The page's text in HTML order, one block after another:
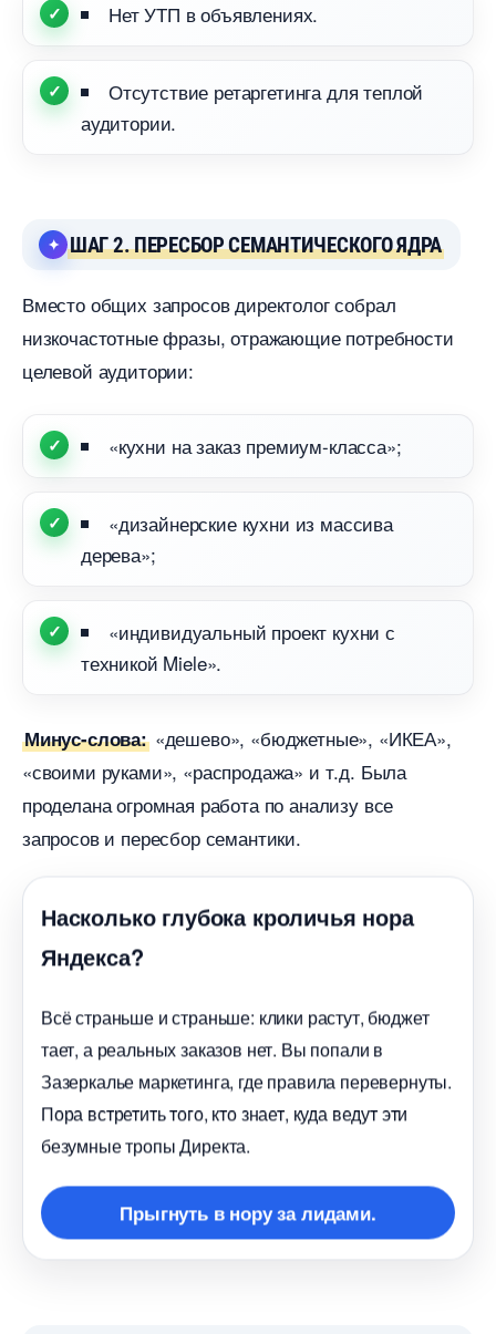
Нет УТП в объявлениях.
Отсутствие ретаргетинга для теплой
аудитории.
ШАГ 2. ПЕРЕСБОР СЕМАНТИЧЕСКОГО ЯДРА
место общих запросов директолог собрал
низкочастотные фразы, отражающие потребности
целевой аудитории:
«кухни на заказ премиум-класса»;
«дизайнерские кухни из массива
дерева»;
«индивидуальный проект кухни с
техникой Miele».
Минус-слова:«дешево», «бюджетные», «ИКЕА»,
«своими руками», «распродажа» и т.д. Была
проделана огромная работа по анализу все
запросов и пересбор семантики.
Насколько глубока кроличья нора
Яндекса?
сё страньше и страньше: клики растут, бюджет
тает, а реальных заказов нет. Вы попали
Зазеркалье маркетинга, где правила перевернуты.
Пора встретить того, кто знает, куда ведут эти
езумные тропы Директа.
Прыгнуть в нору за лидами.